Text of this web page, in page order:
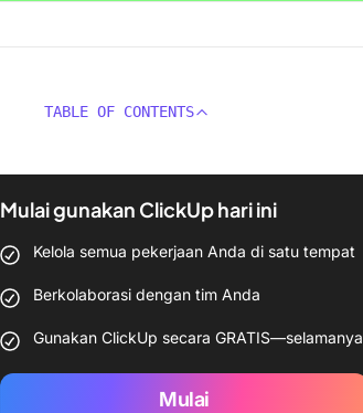
TABLE OF CONTENTS
Mulai gunakan ClickUp hari ini
Kelola semua pekerjaan Anda di satu tempat
Berkolaborasi dengan tim Anda
Gunakan ClickUp secara GRATIS—selamanya
Mulai